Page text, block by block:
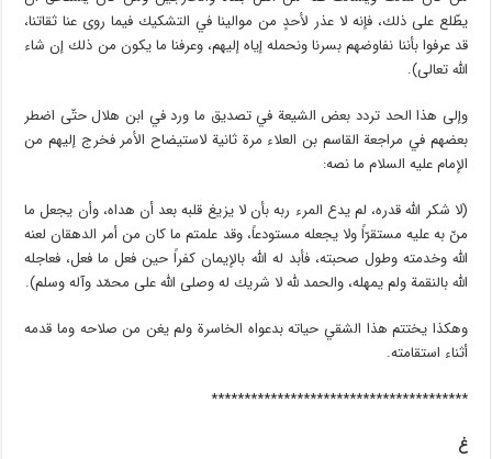
يطّلع على ذلك، فإنه لا عذر لأحدٍ من موالينا في التشكيك فيما روى عنا ثقاتنا،
قد عرفوا بأننا نفاوضهم بسرنا ونحمله إياه إليهم، وعرفنا ما يكون من ذلك إن شاء
الله تعالى).
وإلى هذا الحد تردد بعض الشيعة في تصديق ما ورد في ابن هلال حتّى اضطر
بعضهم في مراجعة القاسم بن العلاء مرة ثانية لاستيضاح الأمر فخرج إليهم من
الإمام عليه السلام ما نصه:
(لا شكر الله قدره، لم يدع المرء ربه بأن لا يزيغ قلبه بعد أن هداه، وأن يجعل ما
منّ به عليه مستقرّاً ولا يجعله مستودعاً، وقد علمتم ما كان من أمر الدهقان لعنه
الله وخدمته وطول صحبته، فأبد له الله بالإيمان كفراً حين فعل ما فعل، فعاجله
الله بالنقمة ولم يمهله، والحمد لله لا شريك له وصلى الله على محمّد وآله وسلم).
وهكذا يختتم هذا الشقي حياته بدعواه الخاسرة ولم يغن من صلاحه وما قدمه
أثناء استقامته.
***************************************
غ